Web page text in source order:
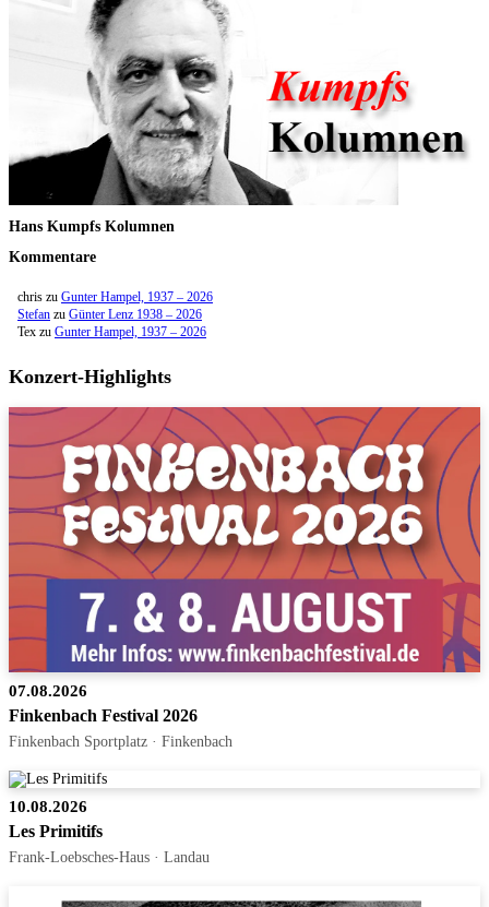
Hans Kumpfs Kolumnen
Kommentare
chris zu Gunter Hampel, 1937 – 2026
Stefan zu Günter Lenz 1938 – 2026
Tex zu Gunter Hampel, 1937 – 2026
Konzert-Highlights
07.08.2026
Finkenbach Festival 2026
Finkenbach Sportplatz · Finkenbach
10.08.2026
Les Primitifs
Frank-Loebsches-Haus · Landau